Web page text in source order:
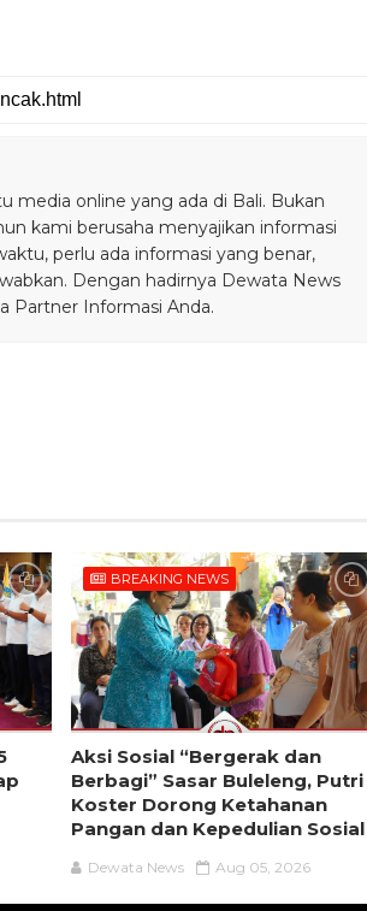
media online yang ada di Bali. Bukan
kami berusaha menyajikan informasi
perlu ada informasi yang benar,
Dengan hadirnya Dewata News
Partner Informasi Anda.
BREAKING NEWS
Aksi Sosial “Bergerak dan
Berbagi” Sasar Buleleng, Putri
Koster Dorong Ketahanan
Pangan dan Kepedulian Sosial
Dewata News Aug 05, 2026